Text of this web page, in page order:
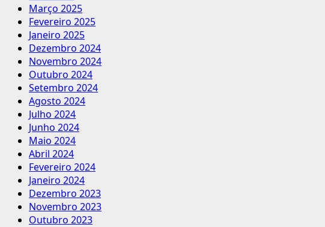
Março 2025
Fevereiro 2025
Janeiro 2025
Dezembro 2024
Novembro 2024
Outubro 2024
Setembro 2024
Agosto 2024
Julho 2024
Junho 2024
Maio 2024
Abril 2024
Fevereiro 2024
Janeiro 2024
Dezembro 2023
Novembro 2023
Outubro 2023